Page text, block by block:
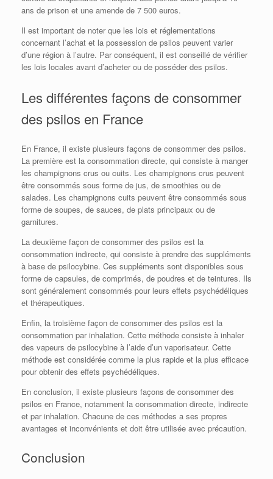
ans de prison et une amende de 7 500 euros.
Il est important de noter que les lois et réglementations
concernant l’achat et la possession de psilos peuvent varier
d’une région à l’autre. Par conséquent, il est conseillé de vérifier
les lois locales avant d’acheter ou de posséder des psilos.
Les différentes façons de consommer
des psilos en France
En France, il existe plusieurs façons de consommer des psilos.
La première est la consommation directe, qui consiste à manger
les champignons crus ou cuits. Les champignons crus peuvent
être consommés sous forme de jus, de smoothies ou de
salades. Les champignons cuits peuvent être consommés sous
forme de soupes, de sauces, de plats principaux ou de
garnitures.
La deuxième façon de consommer des psilos est la
consommation indirecte, qui consiste à prendre des suppléments
à base de psilocybine. Ces suppléments sont disponibles sous
forme de capsules, de comprimés, de poudres et de teintures. Ils
sont généralement consommés pour leurs effets psychédéliques
et thérapeutiques.
Enfin, la troisième façon de consommer des psilos est la
consommation par inhalation. Cette méthode consiste à inhaler
des vapeurs de psilocybine à l’aide d’un vaporisateur. Cette
méthode est considérée comme la plus rapide et la plus efficace
pour obtenir des effets psychédéliques.
En conclusion, il existe plusieurs façons de consommer des
psilos en France, notamment la consommation directe, indirecte
et par inhalation. Chacune de ces méthodes a ses propres
avantages et inconvénients et doit être utilisée avec précaution.
Conclusion